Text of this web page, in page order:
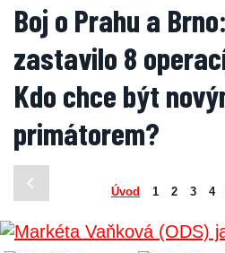
Boj o Prahu a
zastavilo 8
Kdo chce být
primátorem?
Úvod 1 2 3 4